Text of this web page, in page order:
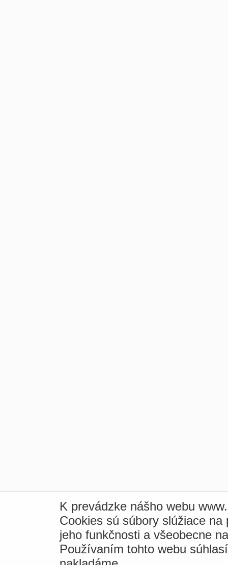
K prevádzke nášho webu
Cookies sú súbory slúžiace
jeho funkčnosti a všeobecne
Používaním tohto webu